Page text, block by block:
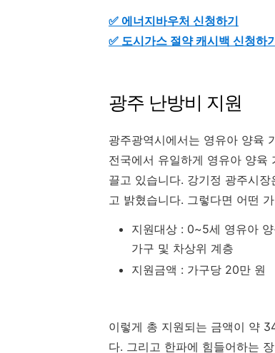
✅ 에너지바우처 신청하기
✅ 도시가스 절약 캐시백 신청하
광주 난방비 지원
광주광역시에서는 영유아 양육
전국에서 유일하게 영유아 양육
끌고 있습니다. 강기정 광주시
고 밝혔습니다. 그렇다면 어떤
지원대상 : 0~5세 영유아
가구 및 차상위 계층
지원금액 : 가구당 20만 원
이렇게 총 지원되는 금액이 약
다. 그리고 한파에 힘들어하는